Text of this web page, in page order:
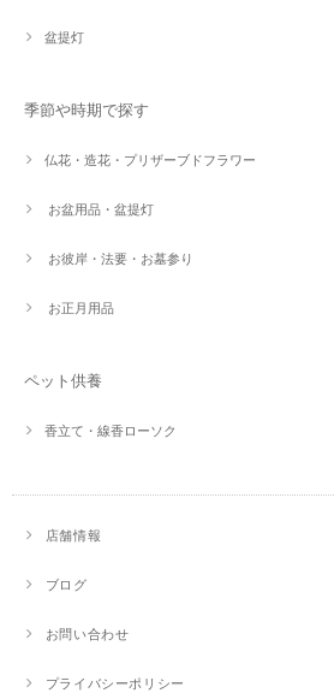
盆提灯
季節や時期で探す
仏花・造花・プリザーブドフラワー
お盆用品・盆提灯
お彼岸・法要・お墓参り
お正月用品
ペット供養
香立て・線香ローソク
店舗情報
ブログ
お問い合わせ
プライバシーポリシー